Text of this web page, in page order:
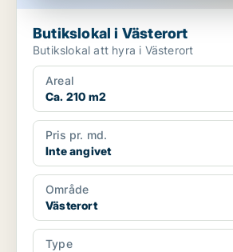
Butikslokal i Västerort
Butikslokal att hyra i Västerort
Areal
Ca. 210 m2
Pris pr. md.
Inte angivet
Område
Västerort
Type